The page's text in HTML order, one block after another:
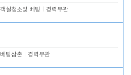
객실청소및 베팅 경력무관
베팅삼촌 경력무관